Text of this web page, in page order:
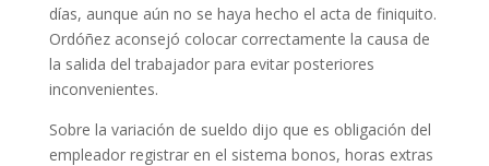
días, aunque aún no se haya hecho el acta de finiquito.
Ordóñez aconsejó colocar correctamente la causa de
la salida del trabajador para evitar posteriores
inconvenientes.
Sobre la variación de sueldo dijo que es obligación del
empleador registrar en el sistema bonos, horas extras